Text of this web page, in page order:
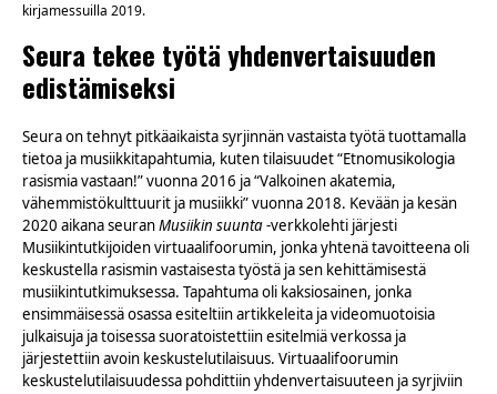
kirjamessuilla 2019.
Seura tekee työtä yhdenvertaisuuden
edistämiseksi
Seura on tehnyt pitkäaikaista syrjinnän vastaista työtä tuottamalla
tietoa ja musiikkitapahtumia, kuten tilaisuudet “Etnomusikologia
rasismia vastaan!” vuonna 2016 ja “Valkoinen akatemia,
vähemmistökulttuurit ja musiikki” vuonna 2018. Kevään ja kesän
2020 aikana seuranMusiikin suunta-verkkolehti järjesti
Musiikintutkijoiden virtuaalifoorumin, jonka yhtenä tavoitteena oli
keskustella rasismin vastaisesta työstä ja sen kehittämisestä
musiikintutkimuksessa. Tapahtuma oli kaksiosainen, jonka
ensimmäisessä osassa esiteltiin artikkeleita ja videomuotoisia
julkaisuja ja toisessa suoratoistettiin esitelmiä verkossa ja
järjestettiin avoin keskustelutilaisuus. Virtuaalifoorumin
keskustelutilaisuudessa pohdittiin yhdenvertaisuuteen ja syrjiviin